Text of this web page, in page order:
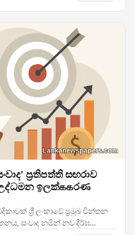
ප්‍රතිපත්ති සඟරාව
උද්ධමන ඉලක්ககරණ
ශ්‍රී ලංකාවේ ප්‍රමුඛ චින්තන
සංවාද නමින් නව දීර්ඝ